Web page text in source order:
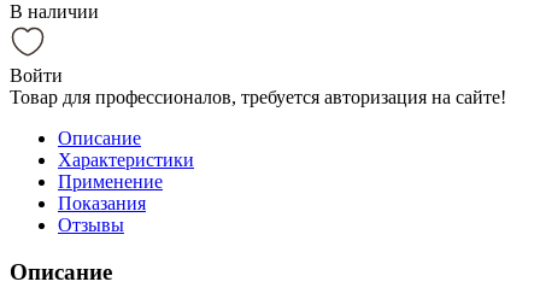
В наличии
Войти
Товар для профессионалов, требуется авторизация на сайте!
Описание
Характеристики
Применение
Показания
Отзывы
Описание